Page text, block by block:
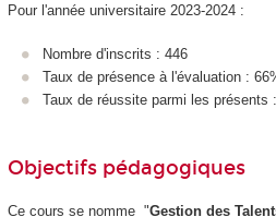
Pour l'année universitaire 2023-2024 :
Nombre d'inscrits : 446
Taux de présence à l'évaluation :
Taux de réussite parmi les présents
Objectifs pédagogiques
Ce cours se nomme "Gestion des